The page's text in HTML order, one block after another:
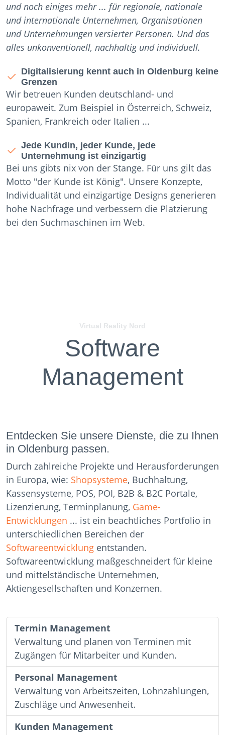
und noch einiges mehr ... für regionale, nationale
und internationale Unternehmen, Organisationen
und Unternehmungen versierter Personen. Und das
alles unkonventionell, nachhaltig und individuell.
Digitalisierung kennt auch in Oldenburg keine
Grenzen
Wir betreuen Kunden deutschland- und
europaweit. Zum Beispiel in Österreich, Schweiz,
Spanien, Frankreich oder Italien ...
Jede Kundin, jeder Kunde, jede
Unternehmung ist einzigartig
Bei uns gibts nix von der Stange. Für uns gilt das
Motto "der Kunde ist König". Unsere Konzepte,
Individualität und einzigartige Designs generieren
hohe Nachfrage und verbessern die Platzierung
bei den Suchmaschinen im Web.
Virtual Reality Nord
Software
Management
Entdecken Sie unsere Dienste, die zu Ihnen
in Oldenburg passen.
Durch zahlreiche Projekte und Herausforderungen
in Europa, wie: Shopsysteme, Buchhaltung,
Kassensysteme, POS, POI, B2B & B2C Portale,
Lizenzierung, Terminplanung, Game-
Entwicklungen ... ist ein beachtliches Portfolio in
unterschiedlichen Bereichen der
Softwareentwicklung entstanden.
Softwareentwicklung maßgeschneidert für kleine
und mittelständische Unternehmen,
Aktiengesellschaften und Konzernen.
Termin Management
Verwaltung und planen von Terminen mit
Zugängen für Mitarbeiter und Kunden.
Personal Management
Verwaltung von Arbeitszeiten, Lohnzahlungen,
Zuschläge und Anwesenheit.
Kunden Management